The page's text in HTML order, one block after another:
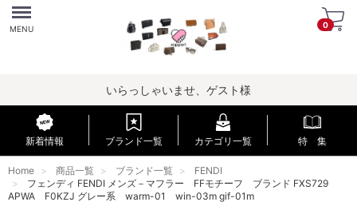
Menu
MENU 0
いらっしゃいませ、ゲスト様
新着情報 ブランド一覧 カテゴリ一覧 特 集
Home 商品一覧 ブランド一覧
FENDI
フェンディ FENDI メンズ－マフラー FFモチーフ ブランド FXS729
APWA F0KZJ グレー系 warm-01 win-03m gif-01m